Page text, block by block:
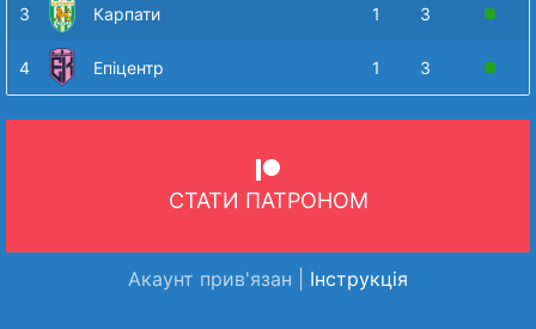
3 Карпати 1 3
4 Епіцентр 1 3
СТАТИ ПАТРОНОМ
Акаунт прив'язан | Інструкція